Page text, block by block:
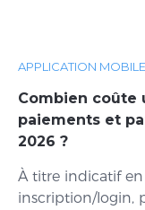
APPLICATION MOBILE
Combien coûte
paiements et
2026 ?
À titre indicatif
inscription/login,